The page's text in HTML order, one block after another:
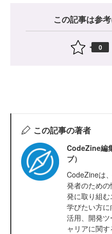
この記事は参
0
この記事の著者
CodeZine編
ブ）
CodeZineは
発者のため
発に取り組
学びたい方
活用、開発
ャリアに関す